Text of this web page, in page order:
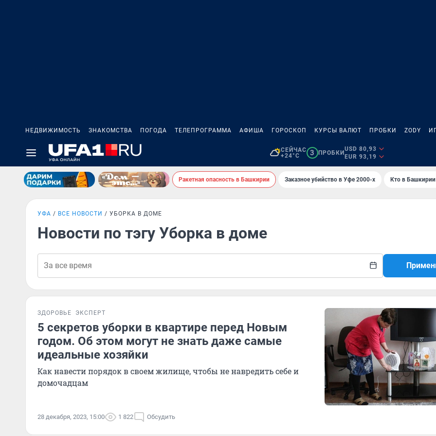
НЕДВИЖИМОСТЬ ЗНАКОМСТВА ПОГОДА ТЕЛЕПРОГРАММА АФИША ГОРОСКОП КУРСЫ ВАЛЮТ ПРОБКИ ZODY
СЕЙЧАС
+24°C
3 ПРОБКИ
USD 80,93
EUR 93,19
Ракетная опасность в Башкирии Заказное убийство в Уфе 2000-х Кто в Башкирии
УФА ВСЕ НОВОСТИ УБОРКА В ДОМЕ
Новости по тэгу Уборка в доме
ЗДОРОВЬЕ ЭКСПЕРТ
5 секретов уборки в квартире перед Новым
годом. Об этом могут не знать даже самые
идеальные хозяйки
Как навести порядок в своем жилище, чтобы не навредить себе и
домочадцам
28 декабря, 2023, 15:00 1 822 Обсудить